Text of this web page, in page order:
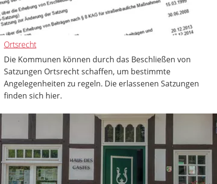
Ortsrecht
Die Kommunen können durch das Beschließen von
Satzungen Ortsrecht schaffen, um bestimmte
Angelegenheiten zu regeln. Die erlassenen Satzungen
finden sich hier.